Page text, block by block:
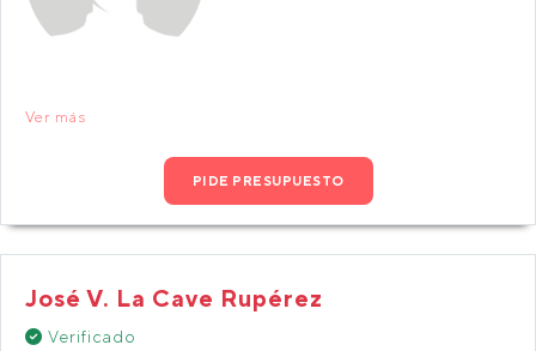
Ver más
PIDE PRESUPUESTO
José V. La Cave Rupérez
Verificado